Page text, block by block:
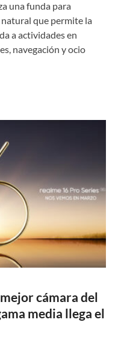
una funda para
que permite la
a actividades en
navegación y ocio
cámara del
media llega el